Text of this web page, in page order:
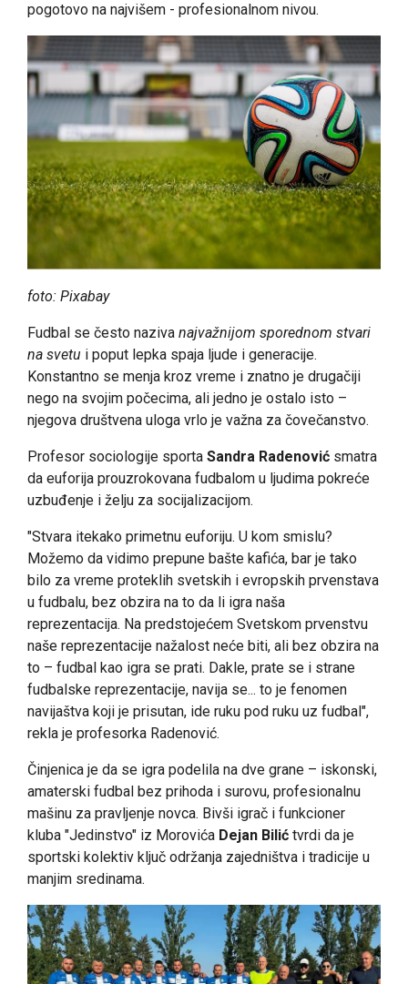
pogotovo na najvišem - profesionalnom nivou.
foto: Pixabay
Fudbal se često naziva najvažnijom sporednom stvari
na svetu i poput lepka spaja ljude i generacije.
Konstantno se menja kroz vreme i znatno je drugačiji
nego na svojim počecima, ali jedno je ostalo isto –
njegova društvena uloga vrlo je važna za čovečanstvo.
Profesor sociologije sporta Sandra Radenović smatra
da euforija prouzrokovana fudbalom u ljudima pokreće
uzbuđenje i želju za socijalizacijom.
"Stvara itekako primetnu euforiju. U kom smislu?
Možemo da vidimo prepune bašte kafića, bar je tako
bilo za vreme proteklih svetskih i evropskih prvenstava
u fudbalu, bez obzira na to da li igra naša
reprezentacija. Na predstojećem Svetskom prvenstvu
naše reprezentacije nažalost neće biti, ali bez obzira na
to – fudbal kao igra se prati. Dakle, prate se i strane
fudbalske reprezentacije, navija se... to je fenomen
navijaštva koji je prisutan, ide ruku pod ruku uz fudbal",
rekla je profesorka Radenović.
Činjenica je da se igra podelila na dve grane – iskonski,
amaterski fudbal bez prihoda i surovu, profesionalnu
mašinu za pravljenje novca. Bivši igrač i funkcioner
kluba "Jedinstvo" iz Morovića Dejan Bilić tvrdi da je
sportski kolektiv ključ održanja zajedništva i tradicije u
manjim sredinama.